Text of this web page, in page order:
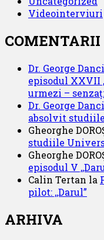
Videointerviuri
COMENTARII
Dr. George
episodul XXVII
urmezi –
Dr. George
absolvit
Gheorghe
studiile
Gheorghe
episodul V
Calin Tertan la
pilot: ,,Darul”
ARHIVA